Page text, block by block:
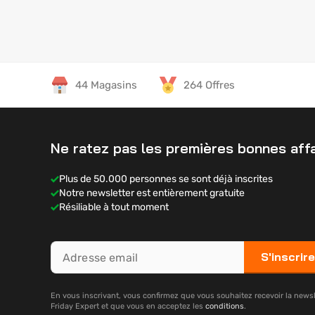
44 Magasins 264 Offres
Ne ratez pas les premières bonnes
Plus de 50.000 personnes se sont déjà inscrites
Notre newsletter est entièrement gratuite
Résiliable à tout moment
S'inscrire
En vous inscrivant, vous confirmez que vous souhaitez recevoir la
Friday Expert et que vous en acceptez les conditions.